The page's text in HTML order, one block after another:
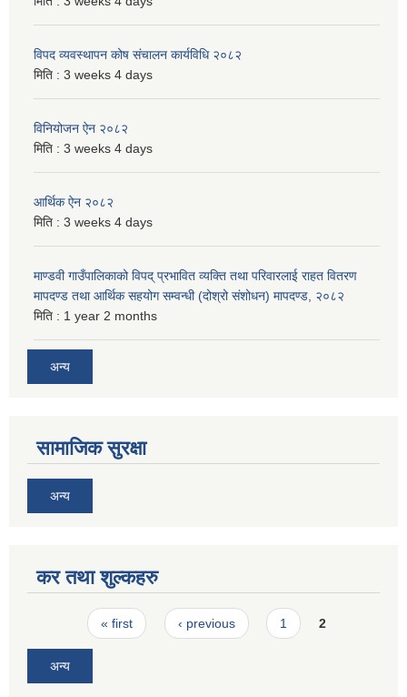
विपद व्यवस्थापन कोष संचालन कार्यविधि २०८२
मिति : 3 weeks 4 days
विनियोजन ऐन २०८२
मिति : 3 weeks 4 days
आर्थिक ऐन २०८२
मिति : 3 weeks 4 days
माण्डवी गाउँपालिकाको विपद् प्रभावित व्यक्ति तथा परिवारलाई राहत वितरण
मापदण्ड तथा आर्थिक सहयोग सम्वन्धी (दोश्रो संशोधन) मापदण्ड, २०८२
मिति : 1 year 2 months
अन्य
सामाजिक सुरक्षा
अन्य
कर तथा शुल्कहरु
Pages« first ‹ previous 1 2
अन्य